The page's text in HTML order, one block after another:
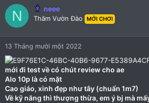
N neee
Thăm Vườn Đào MỚI CHƠI
13 Tháng mười một 2022
mới đi test về có chút review cho ae
Alo 10p là có mặt
Cao giáo, xinh đẹp như tây (chuẩn 1m7)
Về kỹ năng thì thượng thừa, em ý bj mà